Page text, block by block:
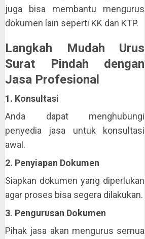
juga bisa membantu mengurus
dokumen lain seperti KK dan KTP.
Langkah Mudah Urus
Surat Pindah dengan
Jasa Profesional
1. Konsultasi
Anda dapat menghubungi
penyedia jasa untuk konsultasi
awal.
2. Penyiapan Dokumen
Siapkan dokumen yang diperlukan
agar proses bisa segera dilakukan.
3. Pengurusan Dokumen
Pihak jasa akan mengurus semua